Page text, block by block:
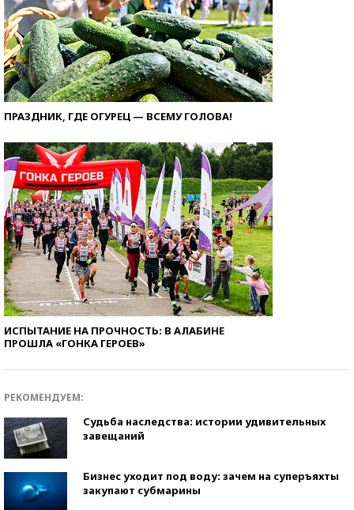
ПРАЗДНИК, ГДЕ ОГУРЕЦ — ВСЕМУ ГОЛОВА!
ИСПЫТАНИЕ НА ПРОЧНОСТЬ: В АЛАБИНЕ
ПРОШЛА «ГОНКА ГЕРОЕВ»
РЕКОМЕНДУЕМ:
Судьба наследства: истории удивительных
завещаний
Бизнес уходит под воду: зачем на суперъяхты
закупают субмарины